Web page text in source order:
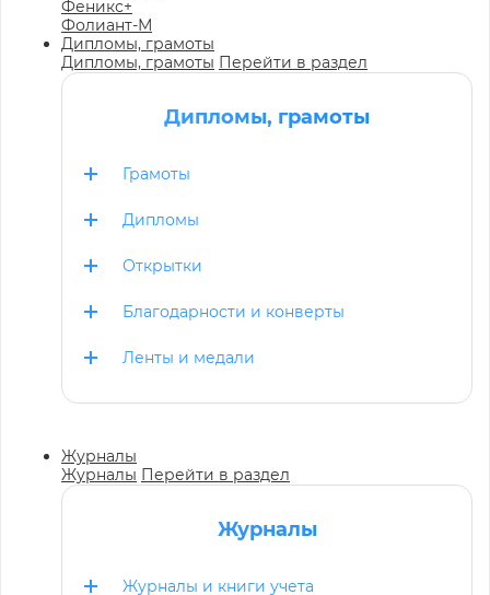
Феникс+
Фолиант-М
Дипломы, грамоты
Дипломы, грамоты Перейти в раздел
Дипломы, грамоты
Грамоты
Дипломы
Открытки
Благодарности и конверты
Ленты и медали
Журналы
Журналы Перейти в раздел
Журналы
Журналы и книги учета